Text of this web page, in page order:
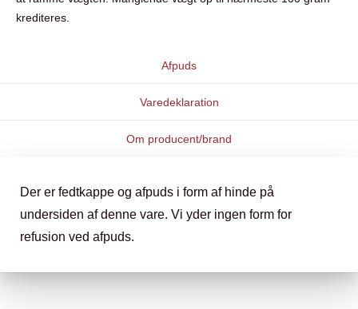
krediteres.
Afpuds
Varedeklaration
Om producent/brand
Der er fedtkappe og afpuds i form af hinde på
undersiden af denne vare. Vi yder ingen form for
refusion ved afpuds.